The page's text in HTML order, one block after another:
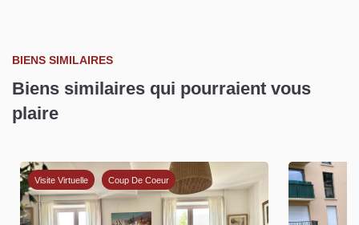
BIENS SIMILAIRES
Biens similaires qui pourraient vous
plaire